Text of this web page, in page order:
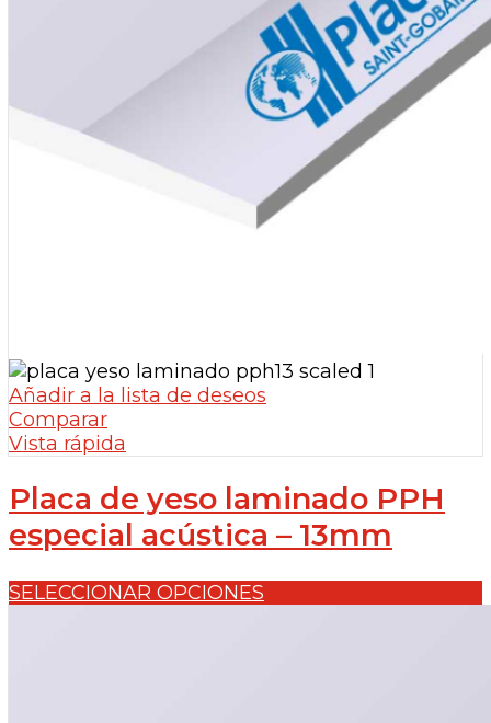
Añadir a la lista de deseos
Comparar
Vista rápida
Placa de yeso laminado PPH
especial acústica – 13mm
SELECCIONAR OPCIONES